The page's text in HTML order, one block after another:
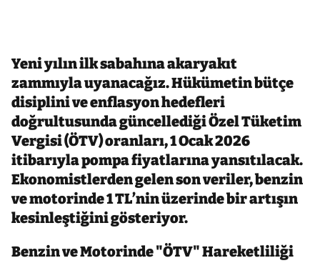
Yeni yılın ilk sabahına akaryakıt
zammıyla uyanacağız. Hükümetin bütçe
disiplini ve enflasyon hedefleri
doğrultusunda güncellediği Özel Tüketim
Vergisi (ÖTV) oranları, 1 Ocak 2026
itibarıyla pompa fiyatlarına yansıtılacak.
Ekonomistlerden gelen son veriler, benzin
ve motorinde 1 TL’nin üzerinde bir artışın
kesinleştiğini gösteriyor.
Benzin ve Motorinde "ÖTV" Hareketliliği